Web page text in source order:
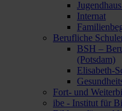
Internat
Berufliche
BSH –
(Potsdam)
Elisabeth-
Fort- und
ibe - Institut für